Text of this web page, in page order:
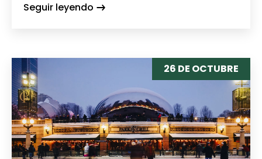
Seguir leyendo
26 DE OCTUBRE